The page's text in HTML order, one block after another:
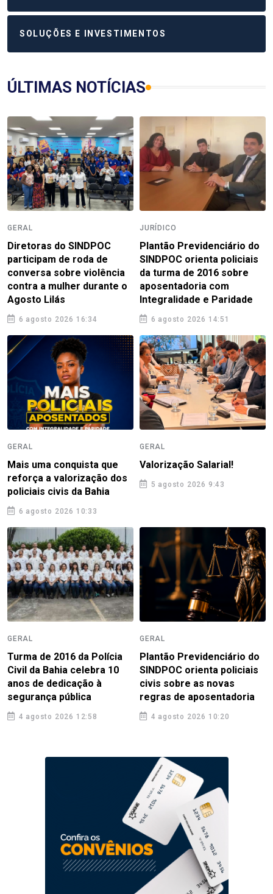
SOLUÇÕES E INVESTIMENTOS
ÚLTIMAS NOTÍCIAS
GERAL
Diretoras do SINDPOC
participam de roda de
conversa sobre violência
contra a mulher durante o
Agosto Lilás
6 agosto 2026 16:34
JURÍDICO
Plantão Previdenciário do
SINDPOC orienta policiais
da turma de 2016 sobre
aposentadoria com
Integralidade e Paridade
6 agosto 2026 14:51
GERAL
Mais uma conquista que
reforça a valorização dos
policiais civis da Bahia
6 agosto 2026 10:33
GERAL
Valorização Salarial!
5 agosto 2026 9:43
GERAL
Turma de 2016 da Polícia
Civil da Bahia celebra 10
anos de dedicação à
segurança pública
4 agosto 2026 12:58
GERAL
Plantão Previdenciário do
SINDPOC orienta policiais
civis sobre as novas
regras de aposentadoria
4 agosto 2026 10:20